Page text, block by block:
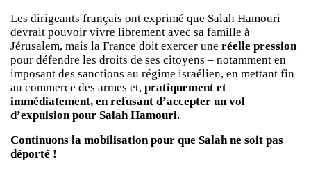
Les dirigeants français ont exprimé que Salah Hamouri
devrait pouvoir vivre librement avec sa famille à
Jérusalem, mais la France doit exercer une réelle pression
pour défendre les droits de ses citoyens – notamment en
imposant des sanctions au régime israélien, en mettant fin
au commerce des armes et, pratiquement et
immédiatement, en refusant d’accepter un vol
d’expulsion pour Salah Hamouri.
Continuons la mobilisation pour que Salah ne soit pas
déporté !